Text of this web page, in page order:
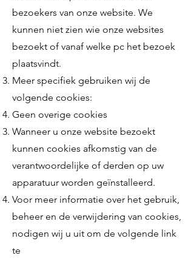
bezoekers van onze website. We
kunnen niet zien wie onze websites
bezoekt of vanaf welke pc het bezoek
plaatsvindt.
Meer specifiek gebruiken wij de
volgende cookies:
Geen overige cookies
Wanneer u onze website bezoekt
kunnen cookies afkomstig van de
verantwoordelijke of derden op uw
apparatuur worden geïnstalleerd.
Voor meer informatie over het gebruik,
beheer en de verwijdering van cookies,
nodigen wij u uit om de volgende link
te